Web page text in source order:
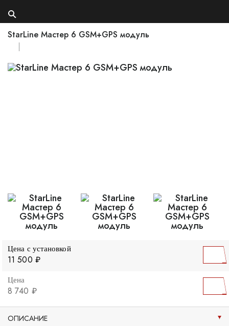
StarLine Мастер 6 GSM+GPS модуль
Цена с установкой
11 500 ₽
Цена
8 740 ₽
ОПИСАНИЕ